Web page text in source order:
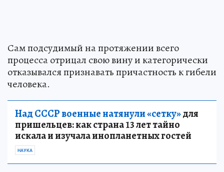
Сам подсудимый на протяжении всего
процесса отрицал свою вину и категорически
отказывался признавать причастность к гибели
человека.
Над СССР военные натянули «сетку»для
пришельцев: как страна 13 лет тайно
искала и изучала инопланетных гостей
НАУКА